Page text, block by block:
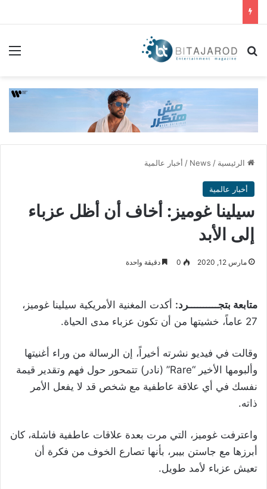
بحث عن
الرئيسية /
News
/ أخبار عالمية
أخبار عالمية
سيلينا غوميز: أخاف أن أظل عزباء
إلى الأبد
مارس 12, 2020 0 دقيقة واحدة
متابعة بتجــــــــــرد: أكدت المغنية الأمريكية سيلينا غوميز،
27 عاماً، خشيتها من أن تكون عزباء مدى الحياة.
وقالت في فيديو نشرته أخيراً، إن الرسالة من وراء أغنيتها
وألبومها الأخير “Rare” (نادر) تتمحور حول فهم وتقدير قيمة
نفسك في أي علاقة عاطفية مع شخص قد لا يفعل الأمر
ذاته.
واعترفت غوميز، التي مرت بعدة علاقات عاطفية فاشلة، كان
أبرزها مع جاستن بيبر، بأنها تصارع الخوف من فكرة أن
تعيش عزباء لأمد طويل.